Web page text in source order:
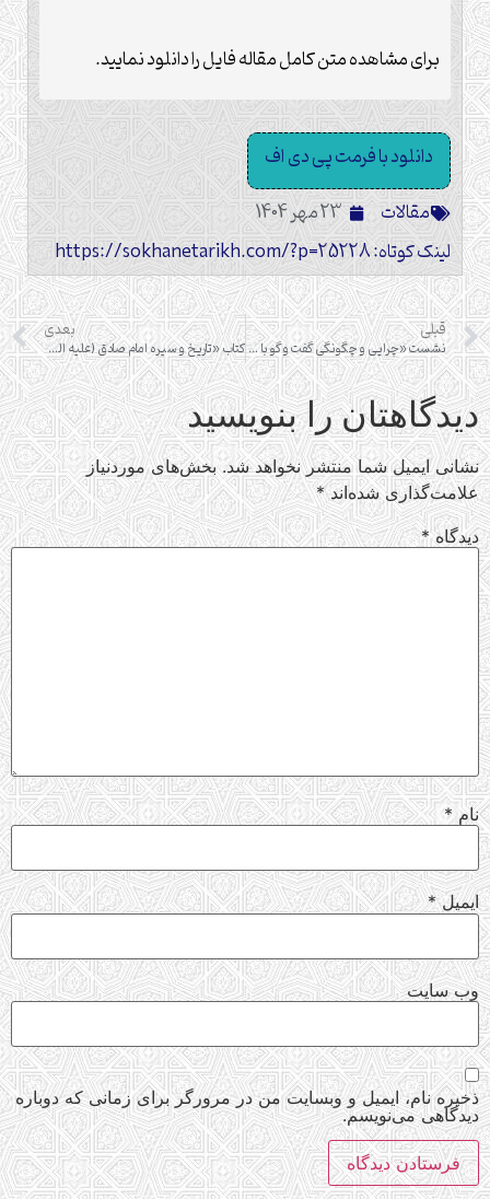
برای مشاهده متن کامل مقاله فایل را دانلود نمایید.
دانلود با فرمت پی دی اف
مقالات
23 مهر 1404
لینک کوتاه: https://sokhanetarikh.com/?p=25228
قبلی
نشست «چرایی و چگونگی گفت و گو با مستشرقان با تحلیل نامه های پیامبر اکرم (صلی الله علیه و آله) به سران شرک و اهل کتاب»
بعدی
کتاب «تاریخ و سیره امام صادق (علیه السلام)؛ سیره علمی – فرهنگی» به زودی منتشر می شود
دیدگاهتان را بنویسید
نشانی ایمیل شما منتشر نخواهد شد. بخش‌های موردنیاز
علامت‌گذاری شده‌اند*
دیدگاه*
نام *
ایمیل*
وب‌ سایت
ذخیره نام، ایمیل و وبسایت من در مرورگر برای زمانی که دوباره
دیدگاهی می‌نویسم.